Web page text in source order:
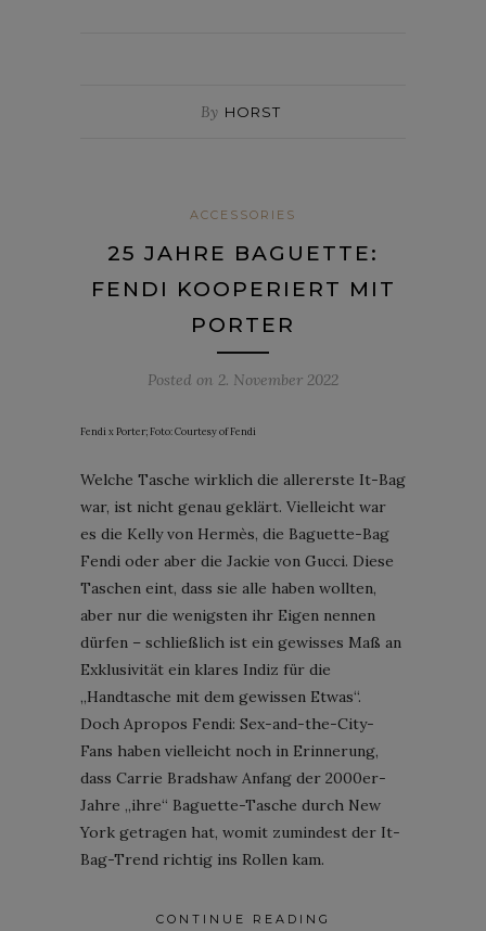
By HORST
ACCESSORIES
25 JAHRE BAGUETTE:
FENDI KOOPERIERT MIT
PORTER
Posted on 2. November 2022
Fendi x Porter; Foto: Courtesy of Fendi
Welche Tasche wirklich die allererste It-Bag
war, ist nicht genau geklärt. Vielleicht war
es die Kelly von Hermès, die Baguette-Bag
Fendi oder aber die Jackie von Gucci. Diese
Taschen eint, dass sie alle haben wollten,
aber nur die wenigsten ihr Eigen nennen
dürfen – schließlich ist ein gewisses Maß an
Exklusivität ein klares Indiz für die
„Handtasche mit dem gewissen Etwas“.
Doch Apropos Fendi: Sex-and-the-City-
Fans haben vielleicht noch in Erinnerung,
dass Carrie Bradshaw Anfang der 2000er-
Jahre „ihre“ Baguette-Tasche durch New
York getragen hat, womit zumindest der It-
Bag-Trend richtig ins Rollen kam.
CONTINUE READING